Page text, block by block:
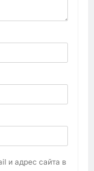
и адрес сайта в